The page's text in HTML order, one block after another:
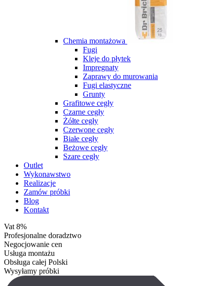
Chemia montażowa
Fugi
Kleje do płytek
Impregnaty
Zaprawy do murowania
Fugi elastyczne
Grunty
Grafitowe cegły
Czarne cegły
Żółte cegły
Czerwone cegły
Białe cegły
Beżowe cegły
Szare cegły
Outlet
Wykonawstwo
Realizacje
Zamów próbki
Blog
Kontakt
Vat 8%
Profesjonalne doradztwo
Negocjowanie cen
Usługa montażu
Obsługa całej Polski
Wysyłamy próbki